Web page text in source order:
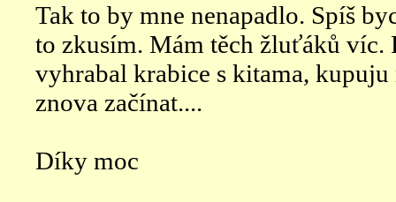
Tak to by mne nenapadlo. Spíš
to zkusím. Mám těch žluťáků víc.
vyhrabal krabice s kitama,
znova začínat....
Díky moc